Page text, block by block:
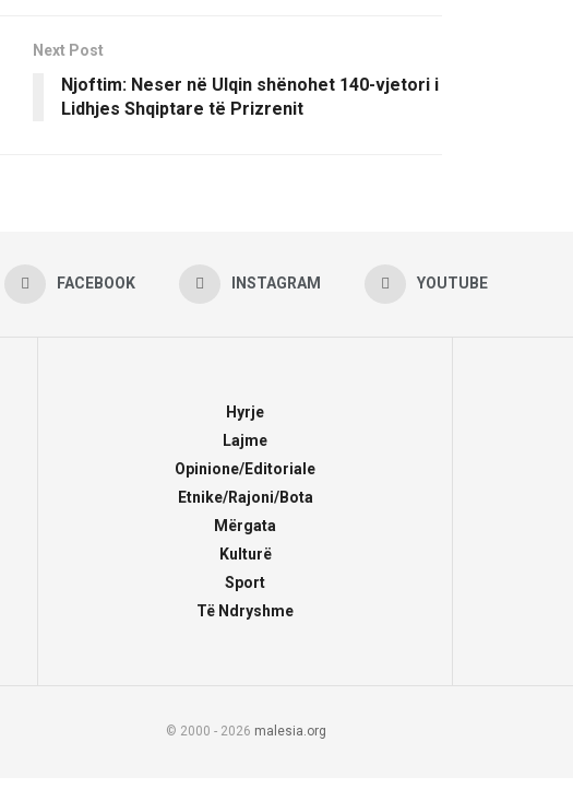
Next Post
Njoftim: Neser në Ulqin shënohet 140-vjetori i
Lidhjes Shqiptare të Prizrenit
FACEBOOK INSTAGRAM YOUTUBE
Hyrje
Lajme
Opinione/Editoriale
Etnike/Rajoni/Bota
Mërgata
Kulturë
Sport
Të Ndryshme
© 2000 - 2026 malesia.org